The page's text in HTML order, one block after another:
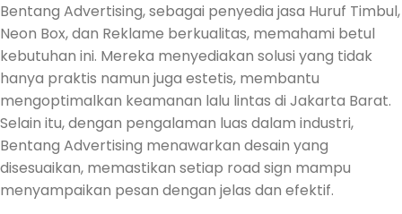
Bentang Advertising, sebagai penyedia jasa Huruf Timbul,
Neon Box, dan Reklame berkualitas, memahami betul
kebutuhan ini. Mereka menyediakan solusi yang tidak
hanya praktis namun juga estetis, membantu
mengoptimalkan keamanan lalu lintas di Jakarta Barat.
Selain itu, dengan pengalaman luas dalam industri,
Bentang Advertising menawarkan desain yang
disesuaikan, memastikan setiap road sign mampu
menyampaikan pesan dengan jelas dan efektif.